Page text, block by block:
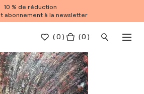
10 % de réduction
abonnement à la newsletter
(0 ) ( 0 )